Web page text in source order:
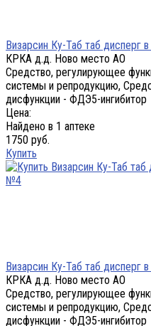
Визарсин Ку-Таб таб дисперг
КРКА д.д. Ново место АО
Средство, регулирующее
системы и репродукцию,
дисфункции - ФДЭ5-ингибитор
Цена:
Найдено в 1 аптеке
1750 руб.
Купить
Визарсин Ку-Таб таб дисперг
КРКА д.д. Ново место АО
Средство, регулирующее
системы и репродукцию,
дисфункции - ФДЭ5-ингибитор